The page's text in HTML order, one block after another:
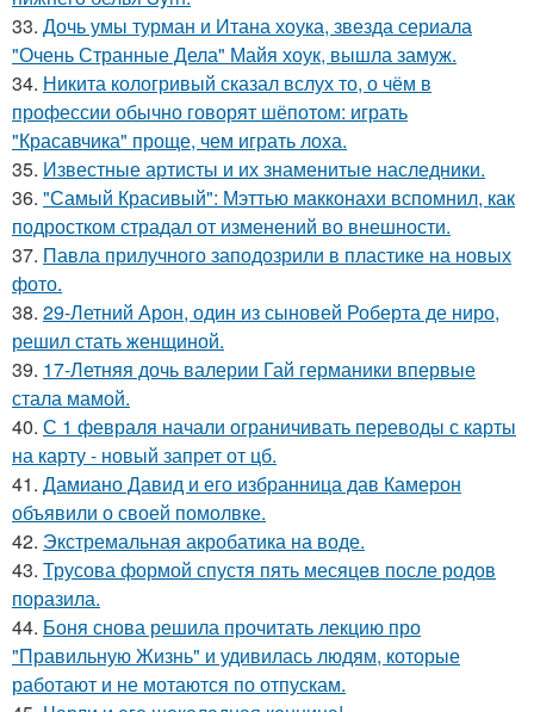
33. Дочь умы турман и Итана хоука, звезда сериала
"Очень Странные Дела" Майя хоук, вышла замуж.
34. Никита кологривый сказал вслух то, о чём в
профессии обычно говорят шёпотом: играть
"Красавчика" проще, чем играть лоха.
35. Известные артисты и их знаменитые наследники.
36. "Самый Красивый": Мэттью макконахи вспомнил, как
подростком страдал от изменений во внешности.
37. Павла прилучного заподозрили в пластике на новых
фото.
38. 29-Летний Арон, один из сыновей Роберта де ниро,
решил стать женщиной.
39. 17-Летняя дочь валерии Гай германики впервые
стала мамой.
40. С 1 февраля начали ограничивать переводы с карты
на карту - новый запрет от цб.
41. Дамиано Давид и его избранница дав Камерон
объявили о своей помолвке.
42. Экстремальная акробатика на воде.
43. Трусова формой спустя пять месяцев после родов
поразила.
44. Боня снова решила прочитать лекцию про
"Правильную Жизнь" и удивилась людям, которые
работают и не мотаются по отпускам.